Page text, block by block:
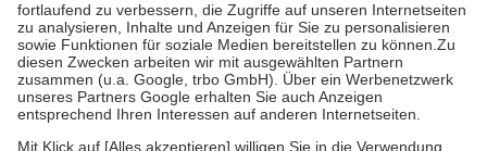
Diese Regeln gelten grundsätzlich auch für Online-Apotheken.
Bei Heilmitteln und häuslicher Krankenpflege beträgt die
Zuzahlung zehn Prozent der Kosten sowie zehn Euro je
Verordnung.
Um das Engagement der Versicherten für ihre eigene Gesundheit zu
stärken und die besondere Stellung der Familie zu unterstützen,